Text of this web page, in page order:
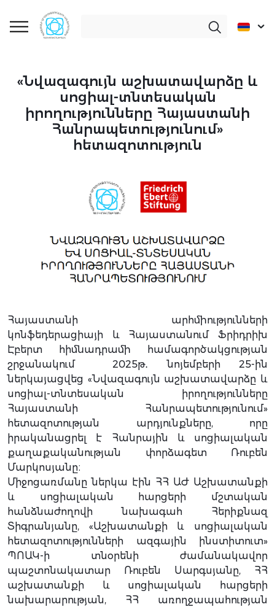
«Նվազագույն աշխատավարձը և
սոցիալ-տնտեսական
իրողությունները Հայաստանի
Հանրապետությունում»
հետազոտություն
Հայաստանի արհմիությունների
կոնֆեդերացիայի և Հայաստանում Ֆրիդրիխ
Էբերտ հիմնադրամի համագործակցության
շրջանակում 2025թ․ նոյեմբերի 25-ին
ներկայացվեց «Նվազագույն աշխատավարձը և
սոցիալ-տնտեսական իրողությունները
Հայաստանի Հանրապետությունում»
հետազոտության արդյունքները, որը
իրականացրել է Հանրային և սոցիալական
քաղաքականության փորձագետ Ռուբեն
Մարկոսյանը։
Միջոցառմանը ներկա էին ՀՀ ԱԺ Աշխատանքի
և սոցիալական հարցերի մշտական
հանձնաժողովի նախագահ Հերիքնազ
Տիգրանյանը, «Աշխատանքի և սոցիալական
հետազոտությունների ազգային ինստիտուտ»
ՊՈԱԿ-ի տնօրենի ժամանակավոր
պաշտոնակատար Ռուբեն Սարգսյանը, ՀՀ
աշխատանքի և սոցիալական հարցերի
նախարարության, ՀՀ առողջապահության